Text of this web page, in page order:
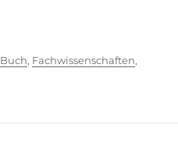
Schlagwörter
Buch, Fachwissenschaften,